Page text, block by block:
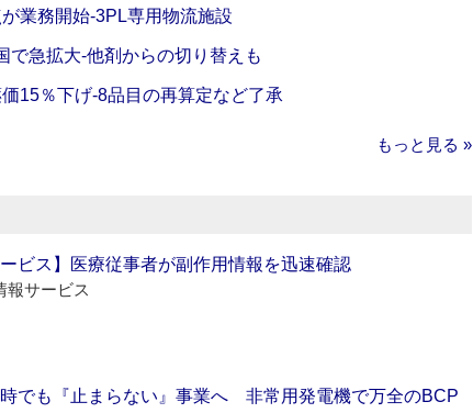
業務開始‐3PL専用物流施設
で急拡大‐他剤からの切り替えも
15％下げ‐8品目の再算定など了承
もっと見る »
ービス】医療従事者が副作用情報を迅速確認
報サービス
時でも『止まらない』事業へ 非常用発電機で万全のBCP